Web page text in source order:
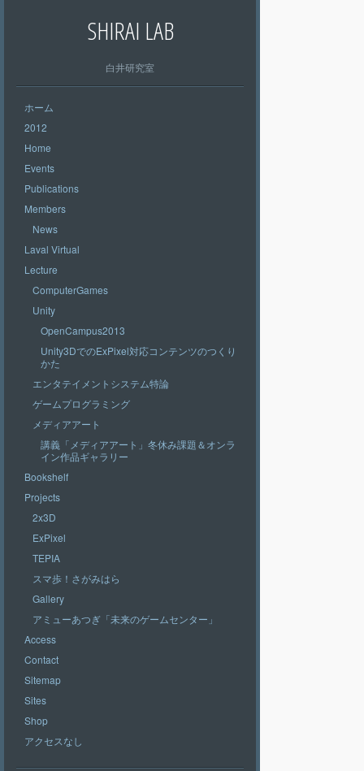
SHIRAI LAB
白井研究室
ホーム
2012
Home
Events
Publications
Members
News
Laval Virtual
Lecture
ComputerGames
Unity
OpenCampus2013
Unity3DでのExPixel対応コンテンツのつくり
かた
エンタテイメントシステム特論
ゲームプログラミング
メディアアート
講義「メディアアート」冬休み課題＆オンラ
イン作品ギャラリー
Bookshelf
Projects
2x3D
ExPixel
TEPIA
スマ歩！さがみはら
Gallery
アミューあつぎ「未来のゲームセンター」
Access
Contact
Sitemap
Sites
Shop
アクセスなし